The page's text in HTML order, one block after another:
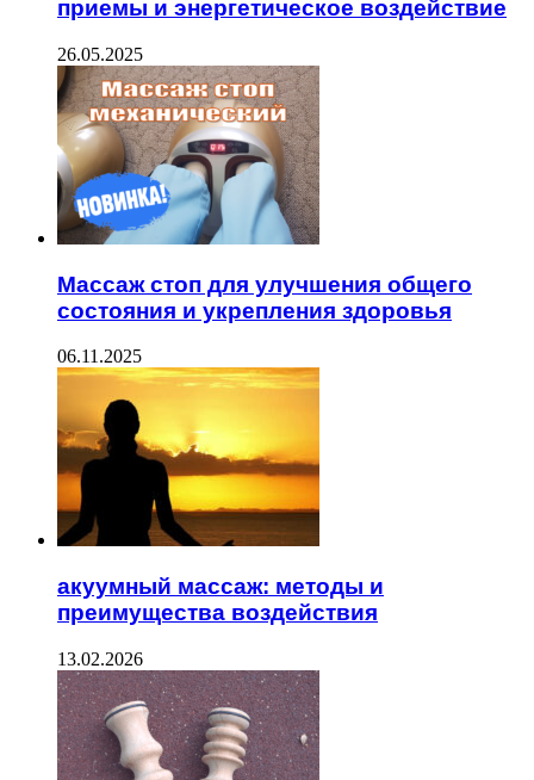
приемы и энергетическое воздействие
26.05.2025
Массаж стоп для улучшения общего
состояния и укрепления здоровья
06.11.2025
акуумный массаж: методы и
преимущества воздействия
13.02.2026